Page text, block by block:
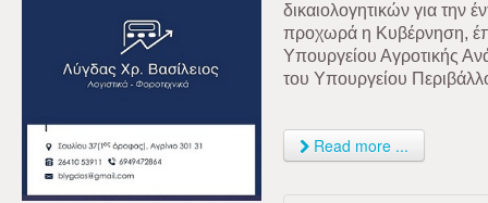
δικαιολογητικών για την
προχωρά η Κυβέρνηση,
Υπουργείου Αγροτικής
του Υπουργείου
Read more ...